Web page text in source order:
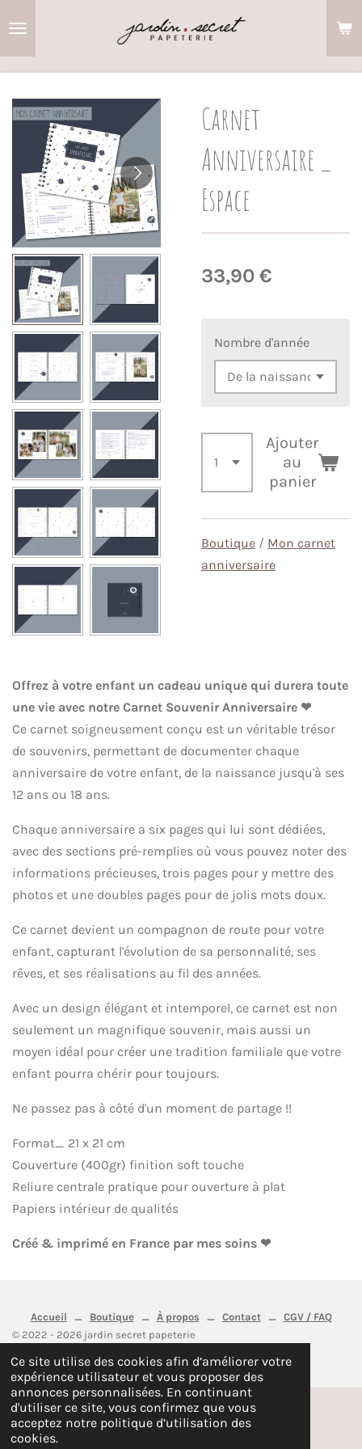
Ce site utilise des cookies afin d’améliorer votre
expérience utilisateur et vous proposer des
annonces personnalisées. En continuant
d'utiliser ce site, vous confirmez que vous
acceptez notre politique d’utilisation des
cookies.
Carnet
Anniversaire _
Espace
33,90 €
Nombre d'année
Ajouter
au
panier
Boutique / Mon carnet
anniversaire
Offrez à votre enfant un cadeau unique qui durera toute
une vie avec notre Carnet Souvenir Anniversaire ❤
Ce carnet soigneusement conçu est un véritable trésor
de souvenirs, permettant de documenter chaque
anniversaire de votre enfant, de la naissance jusqu'à ses
12 ans ou 18 ans.
Chaque anniversaire a six pages qui lui sont dédiées,
avec des sections pré-remplies où vous pouvez noter des
informations précieuses, trois pages pour y mettre des
photos et une doubles pages pour de jolis mots doux.
Ce carnet devient un compagnon de route pour votre
enfant, capturant l'évolution de sa personnalité, ses
rêves, et ses réalisations au fil des années.
Avec un design élégant et intemporel, ce carnet est non
seulement un magnifique souvenir, mais aussi un
moyen idéal pour créer une tradition familiale que votre
enfant pourra chérir pour toujours.
Ne passez pas à côté d'un moment de partage !!
Format_ 21 x 21 cm
Couverture (400gr) finition soft touche
Reliure centrale pratique pour ouverture à plat
Papiers intérieur de qualités
Créé & imprimé en France par mes soins ❤
Accueil _ Boutique_ À propos _ Contact_ CGV / FAQ
© 2022 - 2026 jardin secret papeterie